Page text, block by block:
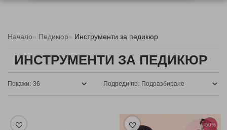
Начало Педикюр Инструменти за педикюр
ИНСТРУМЕНТИ ЗА ПЕДИКЮР
Подреди по:
Покажи:
-50%